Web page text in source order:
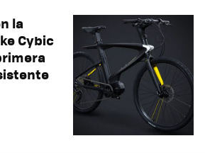
la
Cybic